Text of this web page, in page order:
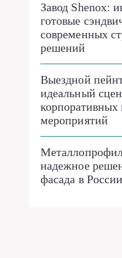
Завод Shenox:
готовые
современных
решений
Выездной
идеальный
корпоративных
мероприятий
надежное
фасада в России